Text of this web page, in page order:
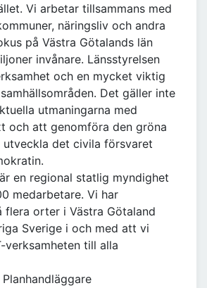
Vi arbetar tillsammans med
näringsliv och andra
på Västra Götalands län
invånare. Länsstyrelsen
och en mycket viktig
Det gäller inte
utmaningarna med
och att genomföra den gröna
utveckla det civila försvaret
en regional statlig myndighet
medarbetare. Vi har
flera orter i Västra Götaland
Sverige i och med att vi
verksamheten till alla